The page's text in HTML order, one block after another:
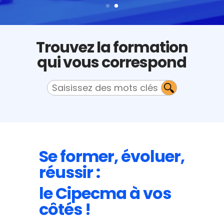
Trouvez la formation
qui vous correspond
Se former, évoluer,
réussir :
le Cipecma à vos
côtés !